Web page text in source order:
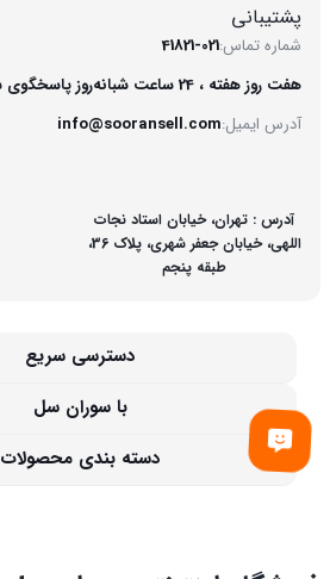
پشتیبانی
شماره تماس:41821-021
آدرس ایمیل:info@sooransell.com
هفت روز هفته ، 24 ساعت شبانه‌روز پاسخگوی شما هستیم.
آدرس : تهران، خیابان استاد نجات
اللهی، خیابان جعفر شهری، پلاک 36،
طبقه پنجم
دسترسی سریع
با سوران سل
دسته بندی محصولات